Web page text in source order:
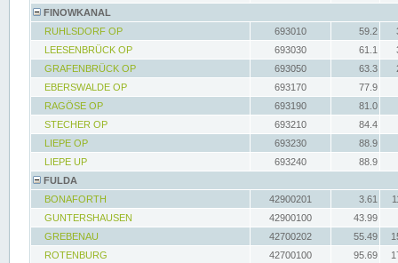
FINOWKANAL
RUHLSDORF OP
693010 59.2
LEESENBRÜCK OP
693030 61.1
GRAFENBRÜCK OP
693050 63.3
EBERSWALDE OP
693170
77.9
RAGÖSE OP
693190
81.0
STECHER OP
693210
84.4
LIEPE OP
693230
88.9
LIEPE UP
693240
88.9
FULDA
BONAFORTH
42900201 3.61
GUNTERSHAUSEN
42900100
43.99
GREBENAU
42700202 55.49
ROTENBURG
42700100 95.69